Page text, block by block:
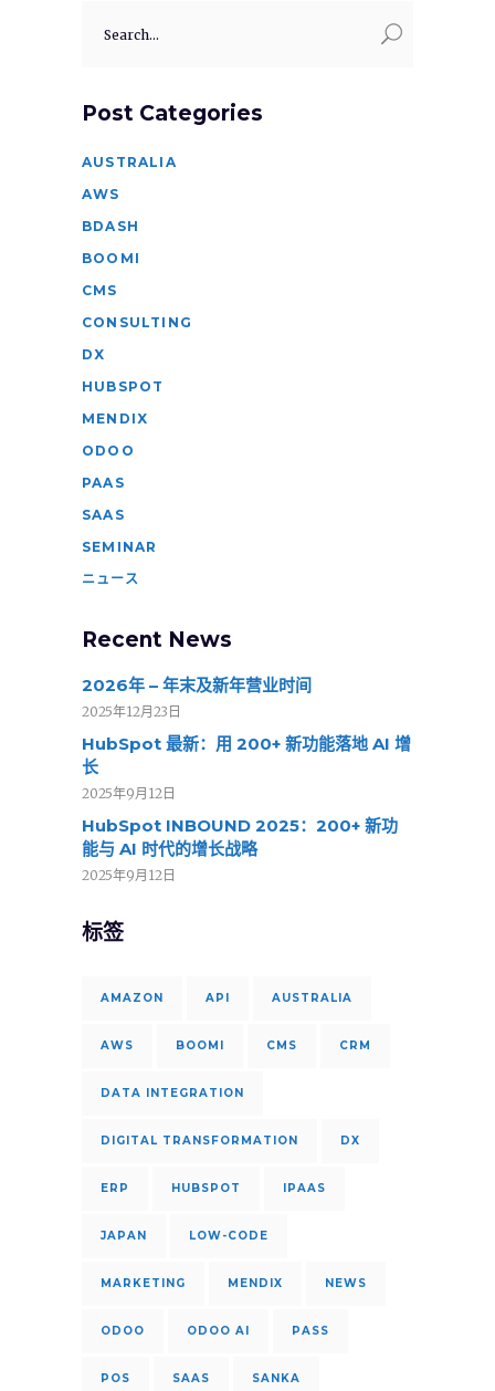
for:
Post Categories
AUSTRALIA
AWS
BDASH
BOOMI
CMS
CONSULTING
DX
HUBSPOT
MENDIX
ODOO
PAAS
SAAS
SEMINAR
ニュース
Recent News
2026年 – 年末及新年营业时间
2025年12月23日
HubSpot 最新：用 200+ 新功能落地 AI 增
长
2025年9月12日
HubSpot INBOUND 2025：200+ 新功
能与 AI 时代的增长战略
2025年9月12日
标签
AMAZON API AUSTRALIA
AWS BOOMI CMS CRM
DATA INTEGRATION
DIGITAL TRANSFORMATION DX
ERP HUBSPOT IPAAS
JAPAN LOW-CODE
MARKETING MENDIX NEWS
ODOO ODOO AI PASS
POS SAAS SANKA